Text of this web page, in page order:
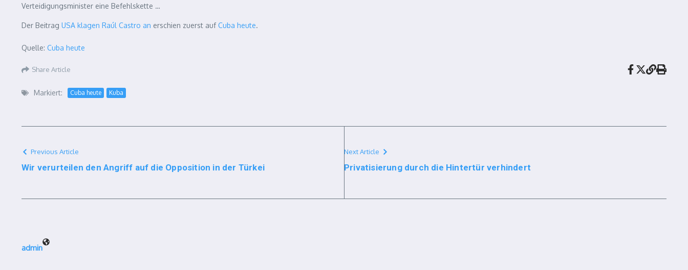
Verteidigungsminister eine Befehlskette …
Der Beitrag USA klagen Raúl Castro an erschien zuerst aufCuba heute.
Quelle: Cuba heute
Share Article
Markiert: Cuba heute Kuba
Previous Article
Wir verurteilen den Angriff auf die Opposition in der Türkei
Next Article
Privatisierung durch die Hintertür verhindert
admin